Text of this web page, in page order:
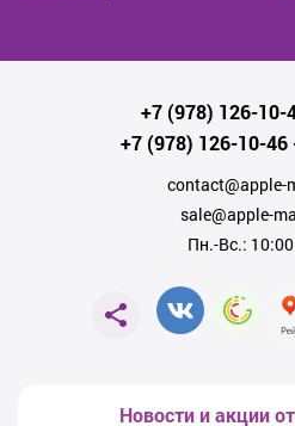
+7 (978) 126-10-
+7 (978) 126-10-46
contact@apple-
sale@apple-
Пн.-Вс.:
Новости и акции